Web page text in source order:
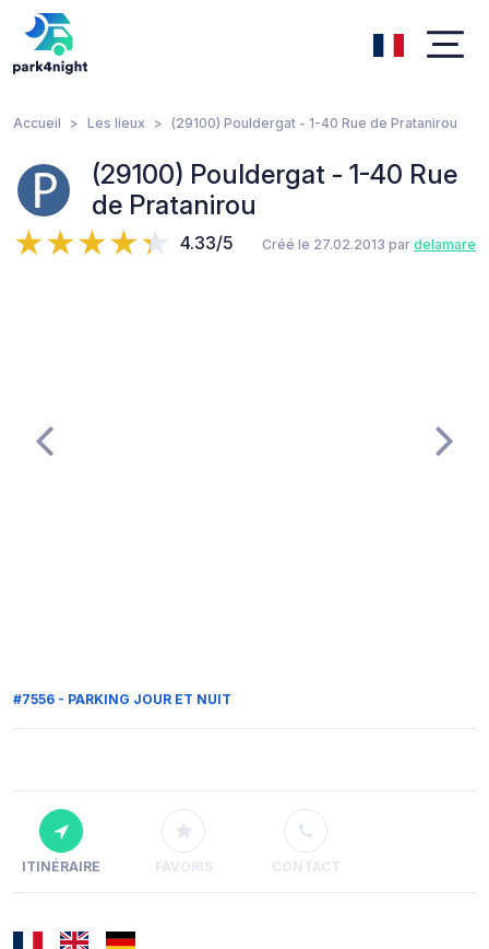
Accueil Les lieux (29100) Pouldergat - 1-40 Rue de Pratanirou
(29100) Pouldergat - 1-40 Rue
de Pratanirou
4.33/5 Créé le 27.02.2013 par delamare
#7556 - PARKING JOUR ET NUIT
ITINÉRAIRE FAVORIS CONTACT